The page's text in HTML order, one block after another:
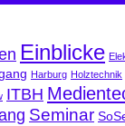
Einblicke
Harburg Holztechnik
ITBH
Seminar